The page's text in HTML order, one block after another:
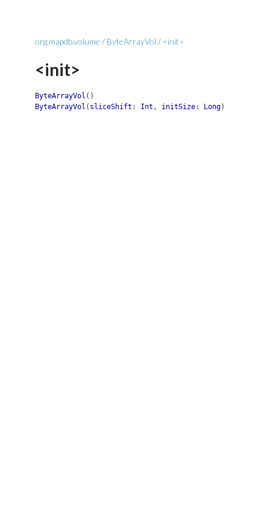
org.mapdb.volume / ByteArrayVol / <init>
<init>
ByteArrayVol ( )
ByteArrayVol ( sliceShift : Int , initSize: Long)